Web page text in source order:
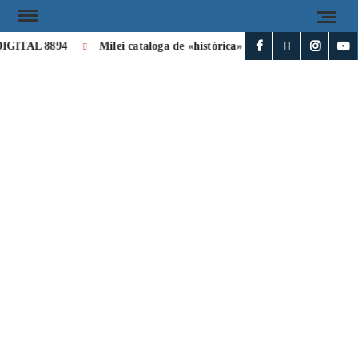
8894 Milei cataloga de «histórica» la visita de León XIV